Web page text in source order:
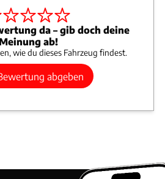
da – gib doch deine
Meinung ab!
wie du dieses Fahrzeug findest.
abgeben